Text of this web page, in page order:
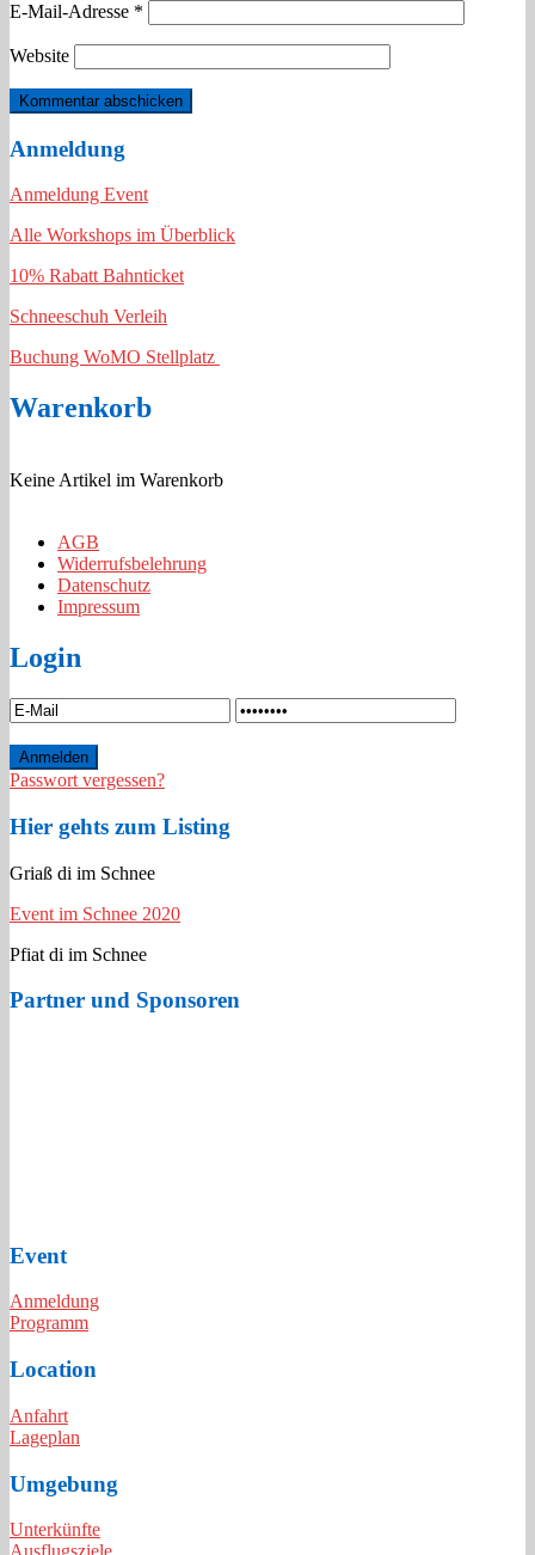
E-Mail-Adresse *
Website
Anmeldung
Anmeldung Event
Alle Workshops im Überblick
10% Rabatt Bahnticket
Schneeschuh Verleih
Buchung WoMO Stellplatz
Warenkorb
Keine Artikel im Warenkorb
AGB
Widerrufsbelehrung
Datenschutz
Impressum
Login
Passwort vergessen?
Hier gehts zum Listing
Griaß di im Schnee
Event im Schnee 2020
Pfiat di im Schnee
Partner und Sponsoren
Event
Anmeldung
Programm
Location
Anfahrt
Lageplan
Umgebung
Unterkünfte